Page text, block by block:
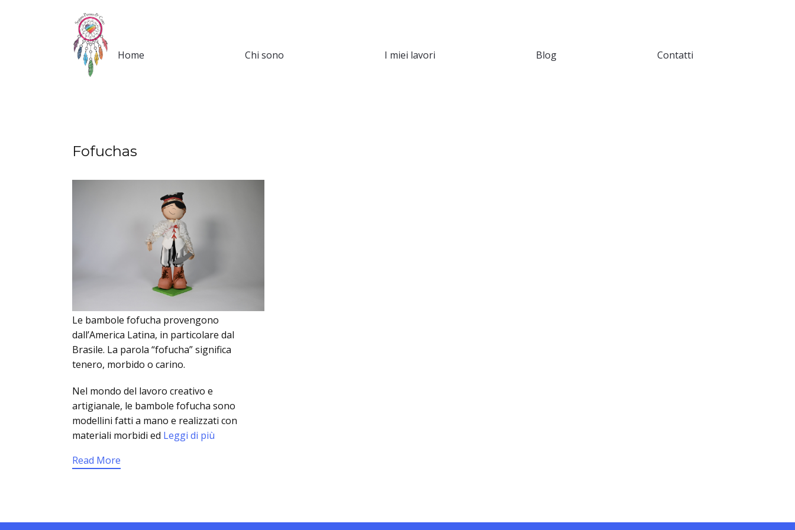
Home Chi sono I miei lavori Blog Contatti
Fofuchas
Le bambole fofucha provengono
dall’America Latina, in particolare dal
Brasile. La parola “fofucha” significa
tenero, morbido o carino.
Nel mondo del lavoro creativo e
artigianale, le bambole fofucha sono
modellini fatti a mano e realizzati con
materiali morbidi ed Leggi di più
Read More